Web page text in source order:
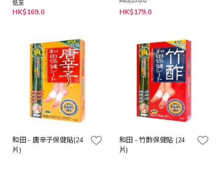
低至
HK$169.0
特
殊
HK$179.0
和田 - 唐辛子保健貼(24
片)
和田 - 竹酢保健貼 (24
片)